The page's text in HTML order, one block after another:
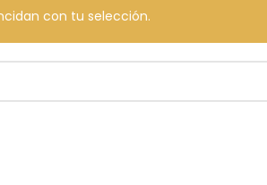
con tu selección.